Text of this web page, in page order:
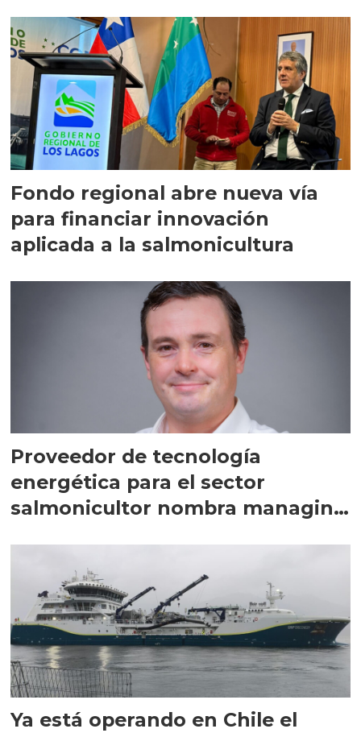
Fondo regional abre nueva vía
para financiar innovación
aplicada a la salmonicultura
Proveedor de tecnología
energética para el sector
salmonicultor nombra managing
Ya está operando en Chile el